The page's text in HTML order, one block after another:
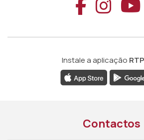
Instale a aplicação
Contactos